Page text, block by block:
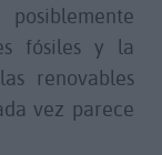
fósiles y la
renovables
vez parece